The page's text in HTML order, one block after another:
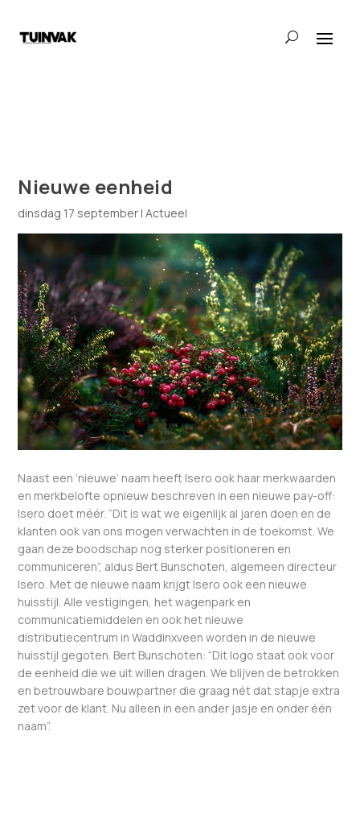
Nieuwe eenheid
dinsdag 17 september |Actueel
Naast een ‘nieuwe’ naam heeft Isero ook haar merkwaarden
en merkbelofte opnieuw beschreven in een nieuwe pay-off:
Isero doet méér. “Dit is wat we eigenlijk al jaren doen en de
klanten ook van ons mogen verwachten in de toekomst. We
gaan deze boodschap nog sterker positioneren en
communiceren”, aldus Bert Bunschoten, algemeen directeur
Isero. Met de nieuwe naam krijgt Isero ook een nieuwe
huisstijl. Alle vestigingen, het wagenpark en
communicatiemiddelen en ook het nieuwe
distributiecentrum in Waddinxveen worden in de nieuwe
huisstijl gegoten. Bert Bunschoten: “Dit logo staat ook voor
de eenheid die we uit willen dragen. We blijven de betrokken
en betrouwbare bouwpartner die graag nét dat stapje extra
zet voor de klant. Nu alleen in een ander jasje en onder één
naam”.